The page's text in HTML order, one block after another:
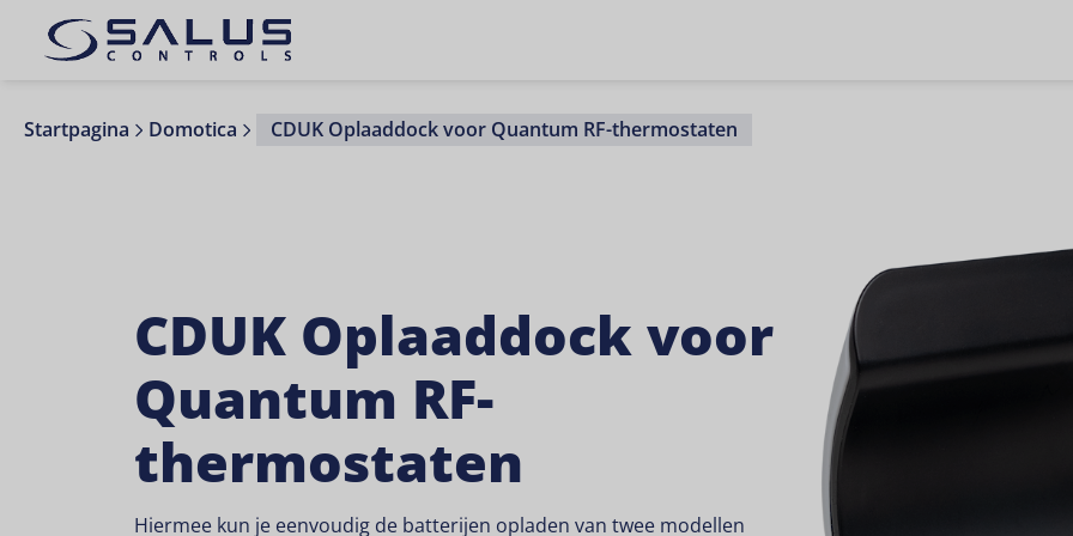
Startpagina Domotica CDUK Oplaaddock voor Quantum RF-thermostaten
CDUK Oplaaddock voor
Quantum RF-
thermostaten
Hiermee kun je eenvoudig de batterijen opladen van twee modellen